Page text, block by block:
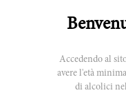
Accedendo al
avere l'età
di alcolici